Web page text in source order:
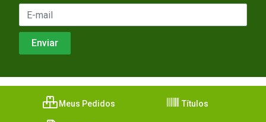
Meus Pedidos Títulos